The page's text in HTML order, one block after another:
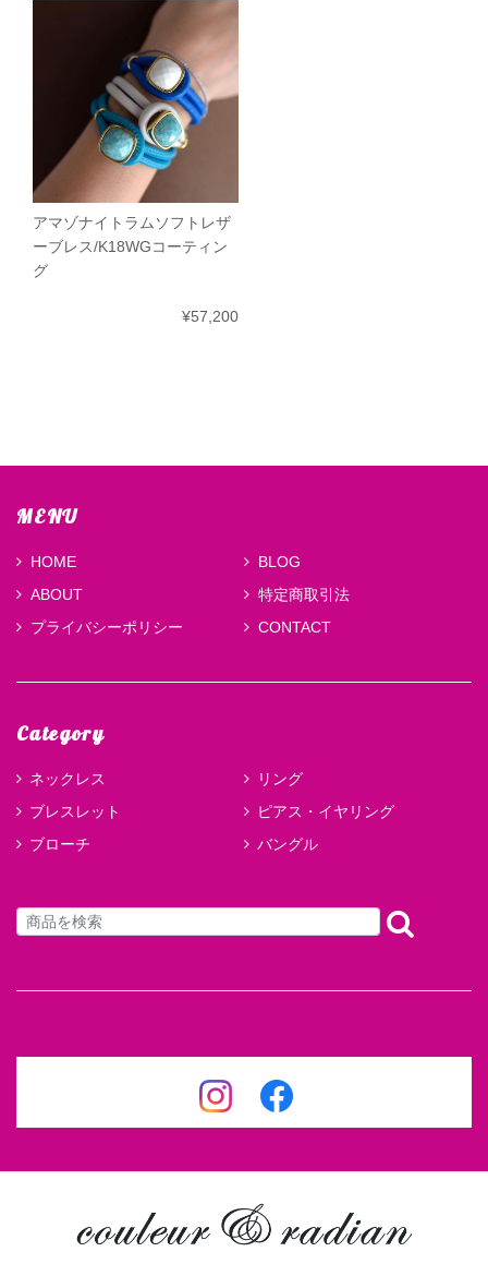
アマゾナイトラムソフトレザ
ーブレス/K18WGコーティン
グ
¥57,200
MENU
HOME
BLOG
ABOUT
特定商取引法
プライバシーポリシー
CONTACT
Category
ネックレス
リング
ブレスレット
ピアス・イヤリング
ブローチ
バングル